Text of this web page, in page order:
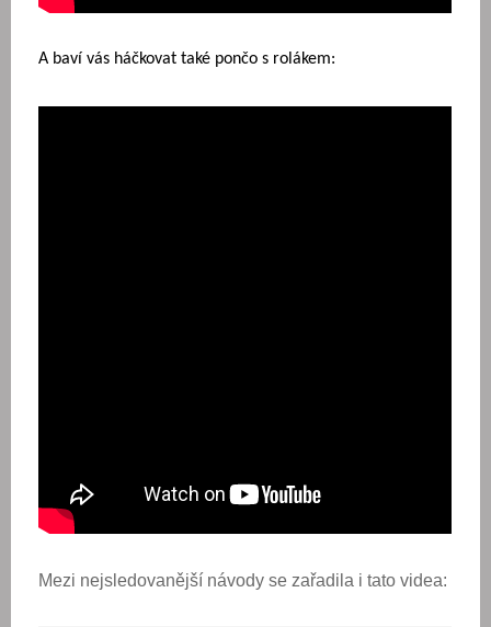
A baví vás háčkovat také pončo s rolákem:
Mezi nejsledovanější návody se zařadila i tato videa: